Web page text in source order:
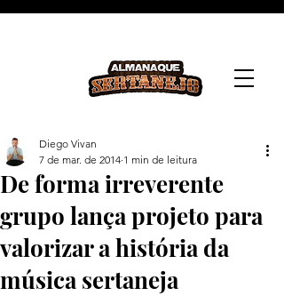
De forma irreverente
grupo lança projeto para
valorizar a história da
música sertaneja
Diego Vivan
7 de mar. de 2014 1 min de leitura